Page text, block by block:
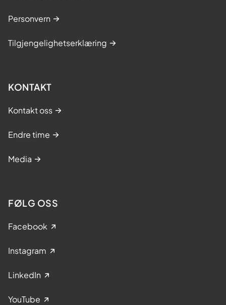
Personvern
Tilgjengelighetserklæring
KONTAKT
Kontakt oss
Endre time
Media
FØLG OSS
Facebook
Instagram
LinkedIn
YouTube